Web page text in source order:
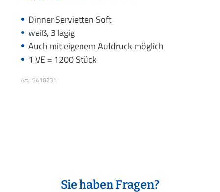
Dinner Servietten Soft
weiß, 3 lagig
Auch mit eigenem Aufdruck möglich
1 VE = 1200 Stück
Art.: S410231
Sie haben Fragen?